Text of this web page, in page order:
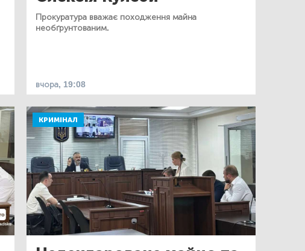
Прокуратура вважає походження майна
необґрунтованим.
вчора, 19:08
КРИМІНАЛ